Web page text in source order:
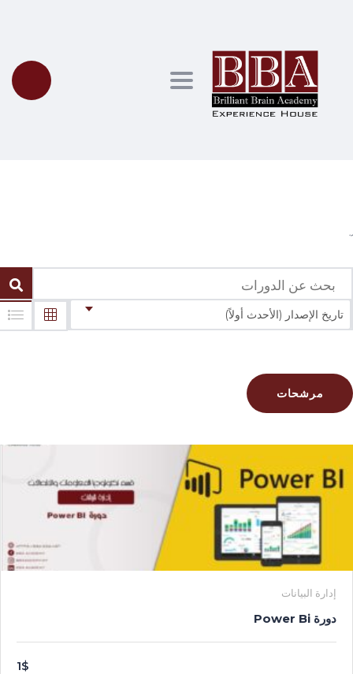
Toggle navigation
الدورات
تاريخ الإصدار (الأحدث أولاً)
مرشحات
إدارة البيانات
دورة Power Bi
1$